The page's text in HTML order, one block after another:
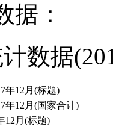
据：
数据
年12月(标题)
年12月(国家合计)
12月(标题)